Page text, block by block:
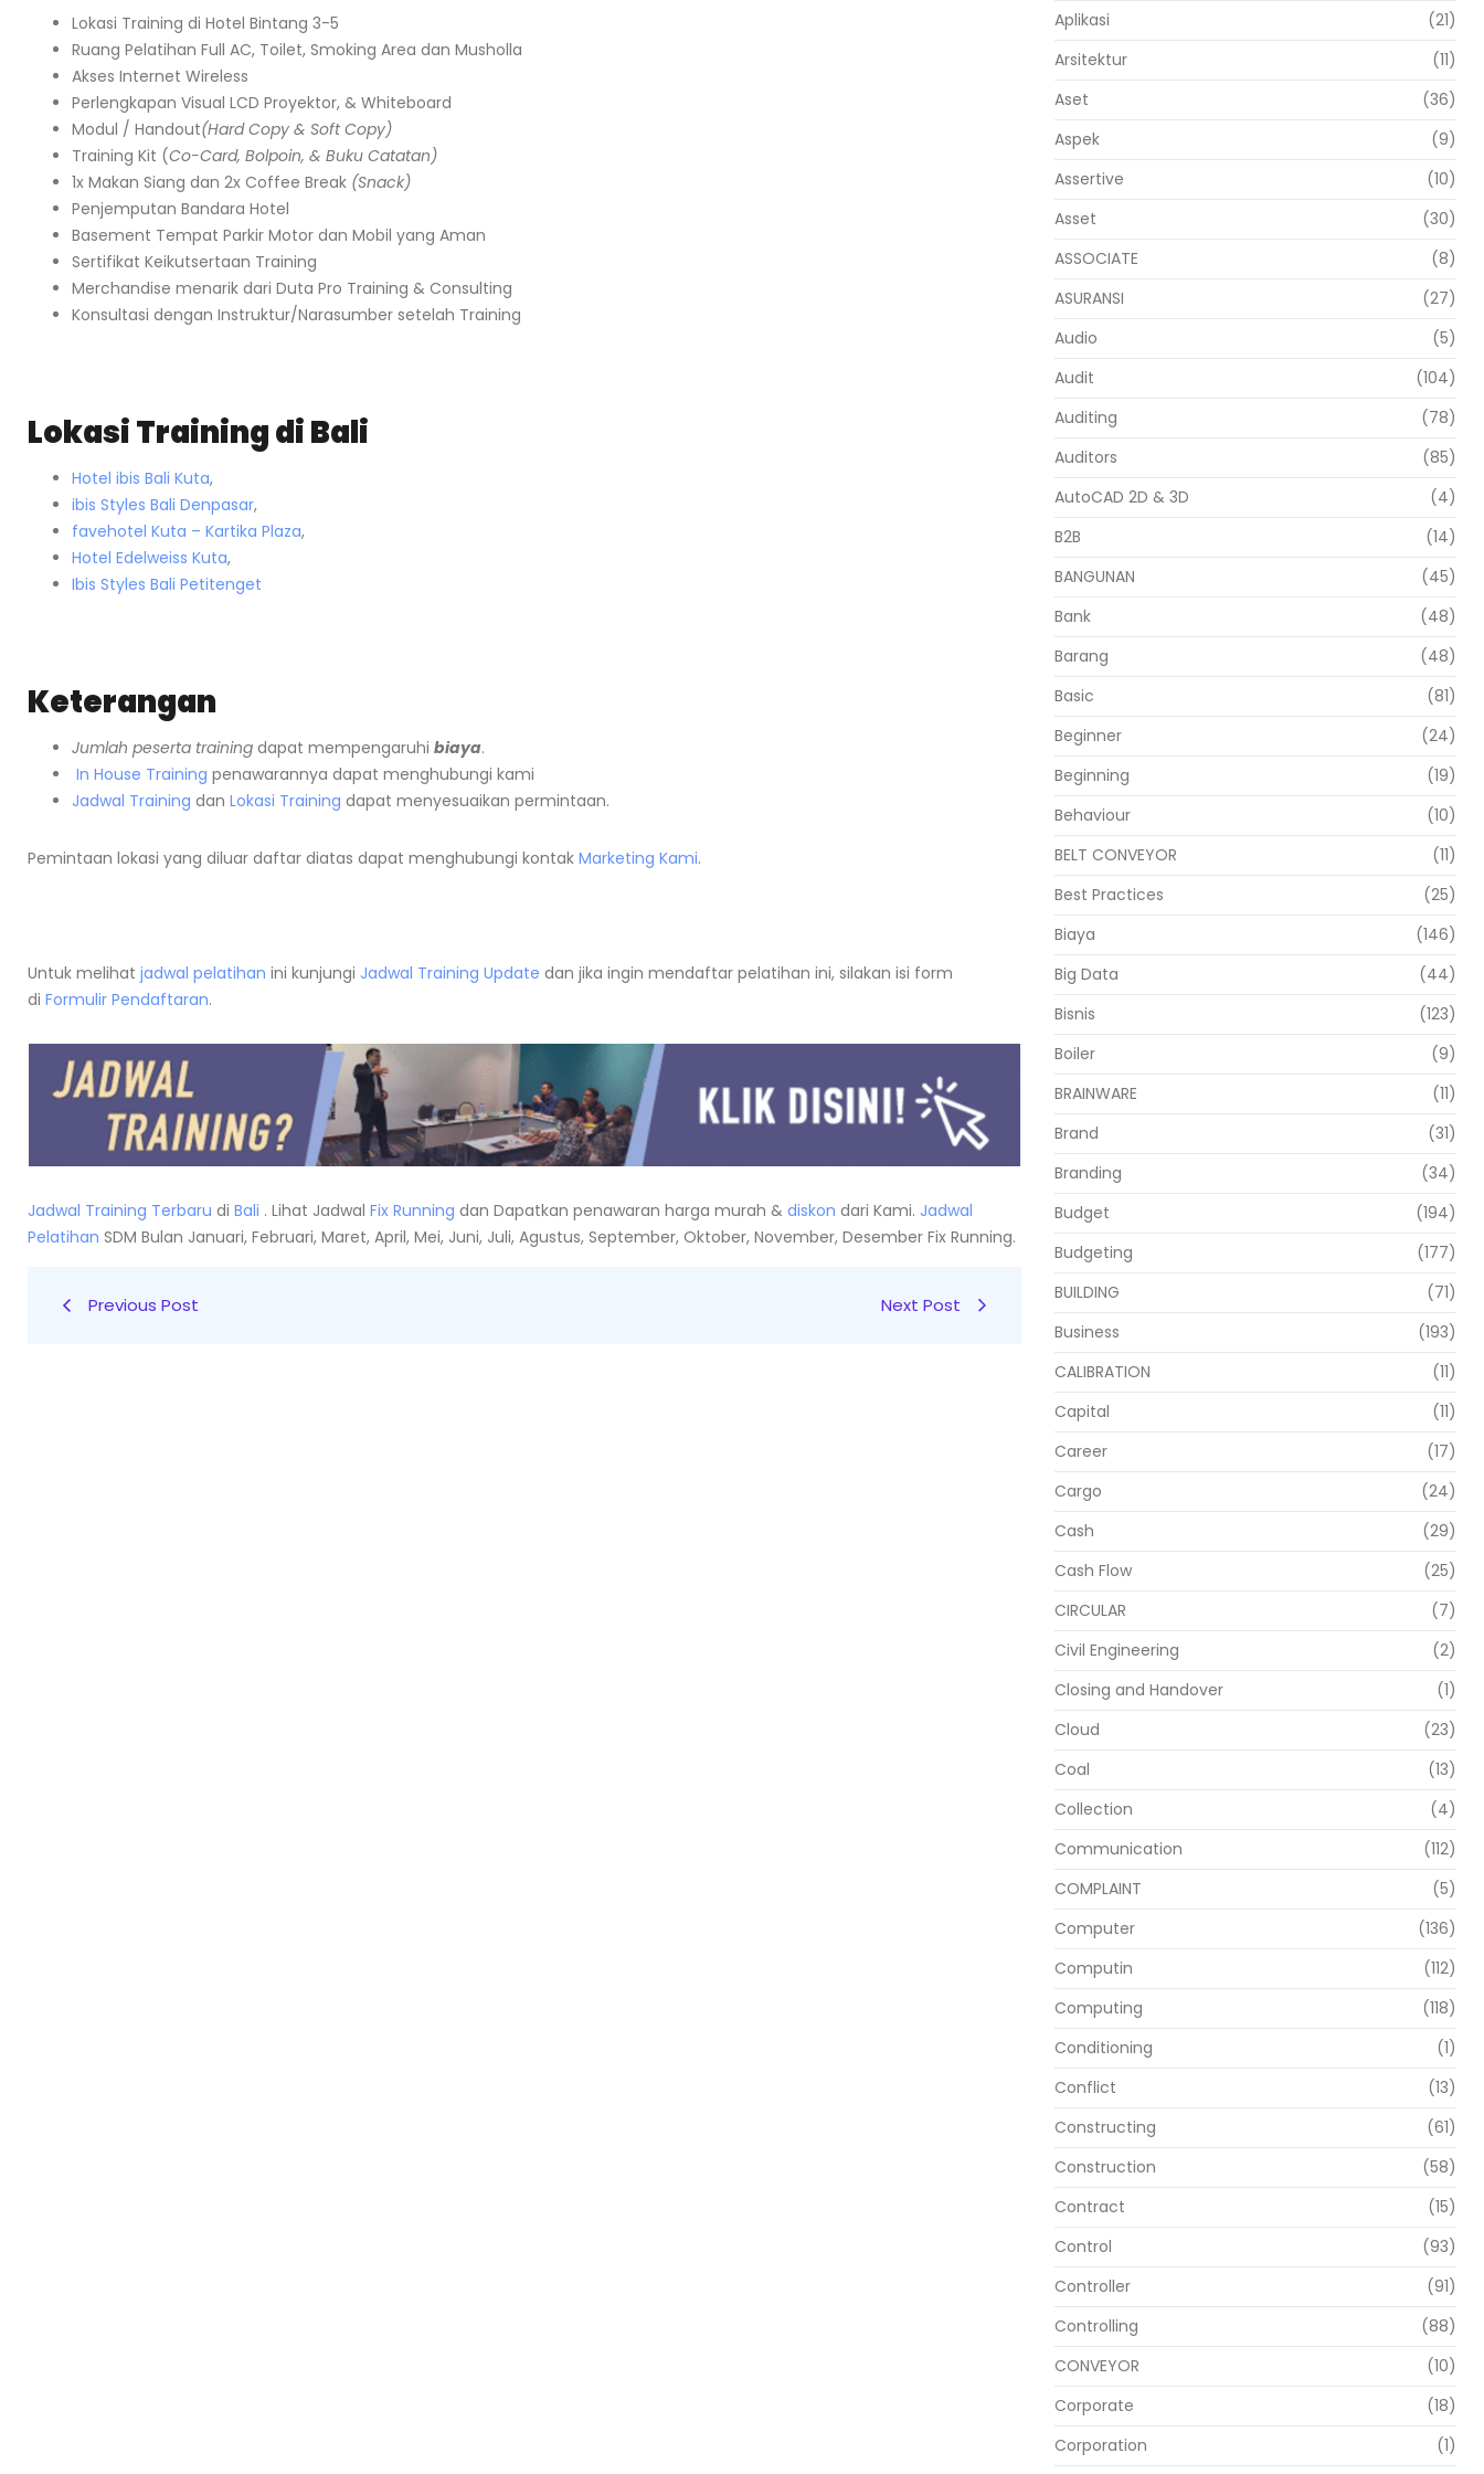
Lokasi Training di Hotel Bintang 3-5
Ruang Pelatihan Full AC, Toilet, Smoking Area dan Musholla
Akses Internet Wireless
Perlengkapan Visual LCD Proyektor, & Whiteboard
Modul / Handout(Hard Copy & Soft Copy)
Training Kit (Co-Card, Bolpoin, & Buku Catatan)
1x Makan Siang dan 2x Coffee Break (Snack)
Penjemputan Bandara Hotel
Basement Tempat Parkir Motor dan Mobil yang Aman
Sertifikat Keikutsertaan Training
Merchandise menarik dari Duta Pro Training & Consulting
Konsultasi dengan Instruktur/Narasumber setelah Training
Lokasi Training di Bali
Hotel ibis Bali Kuta,
ibis Styles Bali Denpasar,
favehotel Kuta – Kartika Plaza,
Hotel Edelweiss Kuta,
Ibis Styles Bali Petitenget
Keterangan
Jumlah peserta training dapat mempengaruhi biaya.
In House Training penawarannya dapat menghubungi kami
Jadwal Training dan Lokasi Training dapat menyesuaikan permintaan.
Pemintaan lokasi yang diluar daftar diatas dapat menghubungi kontak Marketing Kami.
Untuk melihat jadwal pelatihan ini kunjungi Jadwal Training Update dan jika ingin mendaftar pelatihan ini, silakan isi form
di Formulir Pendaftaran.
Jadwal Training Terbaru di Bali . Lihat Jadwal Fix Running dan Dapatkan penawaran harga murah & diskon dari Kami. Jadwal
Pelatihan SDM Bulan Januari, Februari, Maret, April, Mei, Juni, Juli, Agustus, September, Oktober, November, Desember Fix Running.
Previous Post Next Post
Aplikasi
(21)
Arsitektur
(11)
Aset
(36)
Aspek
(9)
Assertive
(10)
Asset
(30)
ASSOCIATE
(8)
ASURANSI
(27)
Audio
(5)
Audit
(104)
Auditing
(78)
Auditors
(85)
AutoCAD 2D & 3D
(4)
B2B
(14)
BANGUNAN
(45)
Bank
(48)
Barang
(48)
Basic
(81)
Beginner
(24)
Beginning
(19)
Behaviour
(10)
BELT CONVEYOR
(11)
Best Practices
(25)
Biaya
(146)
Big Data
(44)
Bisnis
(123)
Boiler
(9)
BRAINWARE
(11)
Brand
(31)
Branding
(34)
Budget
(194)
Budgeting
(177)
BUILDING
(71)
Business
(193)
CALIBRATION
(11)
Capital
(11)
Career
(17)
Cargo
(24)
Cash
(29)
Cash Flow
(25)
CIRCULAR
(7)
Civil Engineering
(2)
Closing and Handover
(1)
Cloud
(23)
Coal
(13)
Collection
(4)
Communication
(112)
COMPLAINT
(5)
Computer
(136)
Computin
(112)
Computing
(118)
Conditioning
(1)
Conflict
(13)
Constructing
(61)
Construction
(58)
Contract
(15)
Control
(93)
Controller
(91)
Controlling
(88)
CONVEYOR
(10)
Corporate
(18)
Corporation
(1)